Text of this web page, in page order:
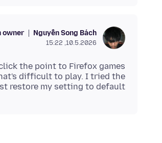
Nguyễn Song Bách
owner
10.5.2026, 15:22
the point to Firefox games
difficult to play. I tried the
restore my setting to default